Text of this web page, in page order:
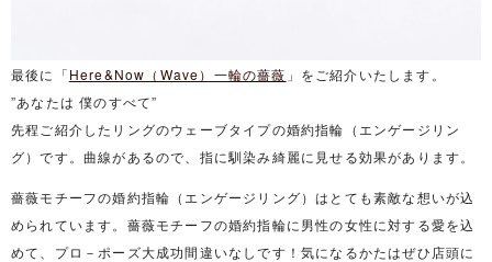
最後に「Here&Now（Wave）一輪の薔薇 」をご紹介いたします。
”あなたは 僕のすべて”
先程ご紹介したリングのウェーブタイプの婚約指輪（エンゲージリン
グ）です。曲線があるので、指に馴染み綺麗に見せる効果があります。
薔薇モチーフの婚約指輪（エンゲージリング）はとても素敵な想いが込
められています。薔薇モチーフの婚約指輪に男性の女性に対する愛を込
めて、プロ－ポーズ大成功間違いなしです！気になるかたはぜひ店頭に